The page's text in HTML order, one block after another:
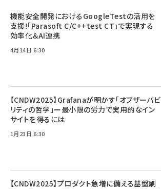
機能安全開発におけるGoogleTestの活用を
支援!「Parasoft C/C++test CT」で実現する
効率化＆AI連携
4月14日 6:30
【CNDW2025】Grafanaが明かす「オブザーバビ
リティの哲学」ー最小限の労力で実用的なイン
サイトを得るには
1月23日 6:30
【CNDW2025】プロダクト急増に備える基盤刷